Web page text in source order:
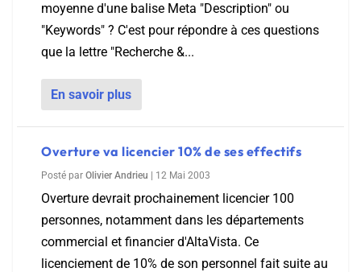
moyenne d'une balise Meta "Description" ou
"Keywords" ? C'est pour répondre à ces questions
que la lettre "Recherche &...
En savoir plus
Overture va licencier 10% de ses effectifs
Posté par Olivier Andrieu 12 Mai 2003
Overture devrait prochainement licencier 100
personnes, notamment dans les départements
commercial et financier d'AltaVista. Ce
licenciement de 10% de son personnel fait suite au